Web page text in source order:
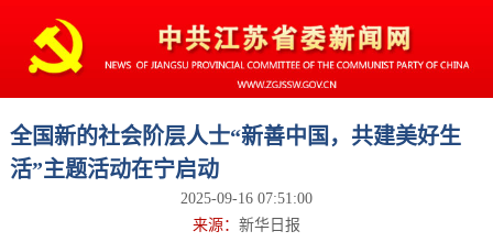
全国新的社会阶层人士“新善中国，共建美好生
活”主题活动在宁启动
2025-09-16 07:51:00
来源： 新华日报